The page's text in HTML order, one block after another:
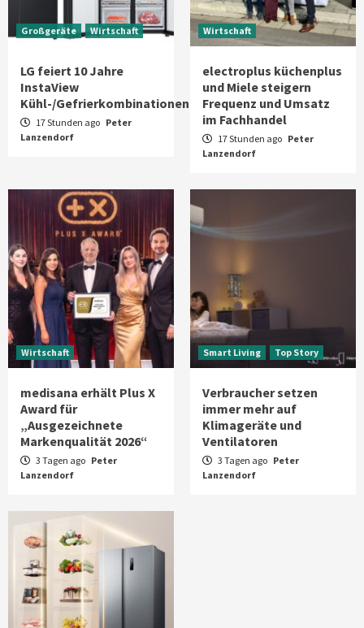
Großgeräte Wirtschaft
LG feiert 10 Jahre
InstaView
Kühl-/Gefrierkombinationen
17 Stunden ago Peter
Lanzendorf
Wirtschaft
electroplus küchenplus
und Miele steigern
Frequenz und Umsatz
im Fachhandel
17 Stunden ago Peter
Lanzendorf
Wirtschaft
medisana erhält Plus X
Award für
„Ausgezeichnete
Markenqualität 2026“
3 Tagen ago Peter
Lanzendorf
Smart Living Top Story
Verbraucher setzen
immer mehr auf
Klimageräte und
Ventilatoren
3 Tagen ago Peter
Lanzendorf